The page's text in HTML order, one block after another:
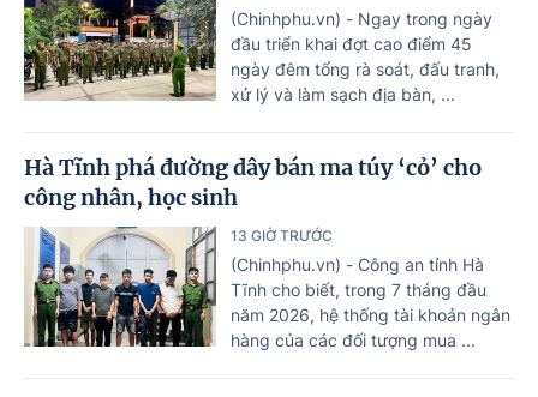
(Chinhphu.vn) - Ngay trong ngày
đầu triển khai đợt cao điểm 45
ngày đêm tổng rà soát, đấu tranh,
xử lý và làm sạch địa bàn, ...
Hà Tĩnh phá đường dây bán ma túy ‘cỏ’ cho
công nhân, học sinh
13 GIỜ TRƯỚC
(Chinhphu.vn) - Công an tỉnh Hà
Tĩnh cho biết, trong 7 tháng đầu
năm 2026, hệ thống tài khoản ngân
hàng của các đối tượng mua ...